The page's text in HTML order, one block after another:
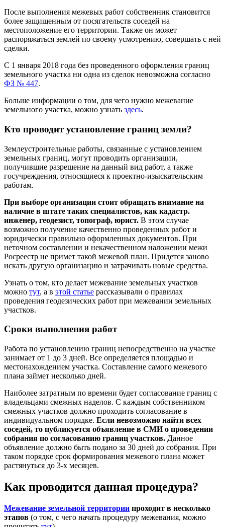
После выполнения межевых работ собственник становится
более защищенным от посягательств соседей на
местоположение его территории. Также он может
распоряжаться землей по своему усмотрению, совершать с ней
сделки.
С 1 января 2018 года без проведенного оформления границ
земельного участка ни одна из сделок невозможна согласно
ФЗ № 447.
Больше информации о том, для чего нужно межевание
земельного участка, можно узнать здесь.
Кто проводит установление границ земли?
Землеустроительные работы, связанные с установлением
земельных границ, могут проводить организации,
получившие разрешение на данный вид работ, а также
госучреждения, относящиеся к проектно-изыскательским
работам.
При выборе организации стоит обращать внимание на
наличие в штате таких специалистов, как кадастр.
инженер, геодезист, топограф, юрист. В этом случае
возможно получение качественно проведенных работ и
юридически правильно оформленных документов. При
неточном составлении и некачественном наложении межи
Росреестр не примет такой межевой план. Придется заново
искать другую организацию и затрачивать новые средства.
Узнать о том, кто делает межевание земельных участков
можно тут, а в этой статье рассказывали о правилах
проведения геодезических работ при межевании земельных
участков.
Сроки выполнения работ
Работа по установлению границ непосредственно на участке
занимает от 1 до 3 дней. Все определяется площадью и
местонахождением участка. Составление самого межевого
плана займет несколько дней.
Наиболее затратным по времени будет согласование границ с
владельцами смежных наделов. С каждым собственником
смежных участков должно проходить согласование в
индивидуальном порядке. Если невозможно найти всех
соседей, то публикуется объявление в СМИ о проведении
собрания по согласованию границ участков. Данное
объявление должно быть подано за 30 дней до собрания. При
таком порядке срок формирования межевого плана может
растянуться до 3-х месяцев.
Как проводится данная процедура?
Межевание земельной территории проходит в несколько
этапов (о том, с чего начать процедуру межевания, можно